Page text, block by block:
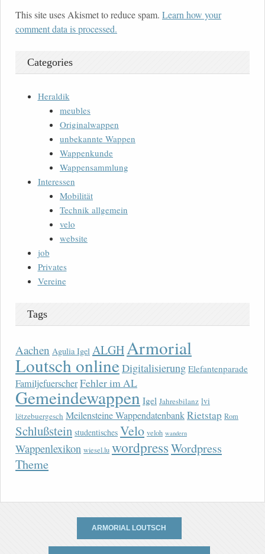
This site uses Akismet to reduce spam. Learn how your
comment data is processed.
Categories
Heraldik
meubles
Originalwappen
unbekannte Wappen
Wappenkunde
Wappensammlung
Interessen
Mobilität
Technik allgemein
velo
website
job
Privates
Vereine
Tags
Aachen Agulia Igel ALGH Armorial
Loutsch onlineDigitalisierung Elefantenparade
FamiljefuerscherFehler im AL
Gemeindewappen Igel Jahresbilanz lvi
lëtzebuergesch Meilensteine WappendatenbankRietstap Rom
Schlußstein studentisches Velo veloh wandern
Wappenlexikon wiesel.lu wordpressWordpress
Theme
ARMORIAL LOUTSCH